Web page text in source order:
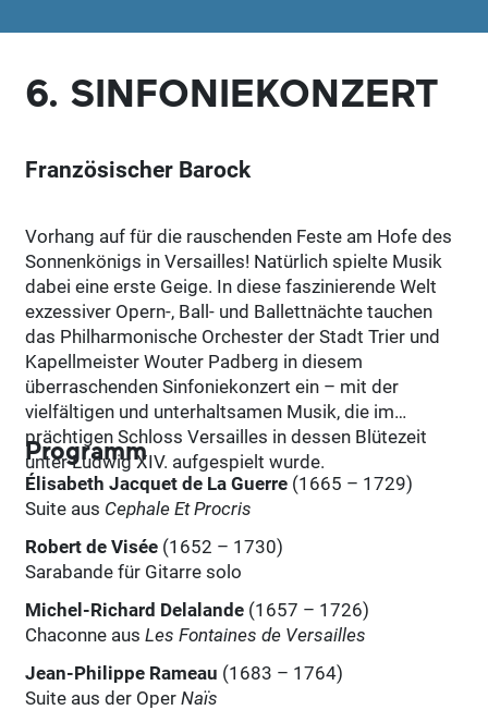
6. SINFONIEKONZERT
Französischer Barock
Vorhang auf für die rauschenden Feste am Hofe des
Sonnenkönigs in Versailles! Natürlich spielte Musik
dabei eine erste Geige. In diese faszinierende Welt
exzessiver Opern-, Ball- und Ballettnächte tauchen
das Philharmonische Orchester der Stadt Trier und
Kapellmeister Wouter Padberg in diesem
überraschenden Sinfoniekonzert ein – mit der
vielfältigen und unterhaltsamen Musik, die im
prächtigen Schloss Versailles in dessen Blütezeit
unter Ludwig XIV. aufgespielt wurde.
Programm
Élisabeth Jacquet de La Guerre (1665 – 1729)
Suite aus Cephale Et Procris
Robert de Visée (1652 – 1730)
Sarabande für Gitarre solo
Michel-Richard Delalande (1657 – 1726)
Chaconne ausLes Fontaines de Versailles
Jean-Philippe Rameau (1683 – 1764)
Suite aus der OperNaïs